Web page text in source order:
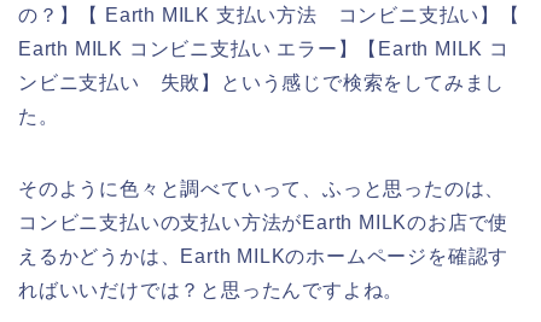
の？】【 Earth MILK 支払い方法 コンビニ支払い】【
Earth MILK コンビニ支払い エラー】【Earth MILK コ
ンビニ支払い 失敗】という感じで検索をしてみまし
た。
そのように色々と調べていって、ふっと思ったのは、
コンビニ支払いの支払い方法がEarth MILKのお店で使
えるかどうかは、Earth MILKのホームページを確認す
ればいいだけでは？と思ったんですよね。